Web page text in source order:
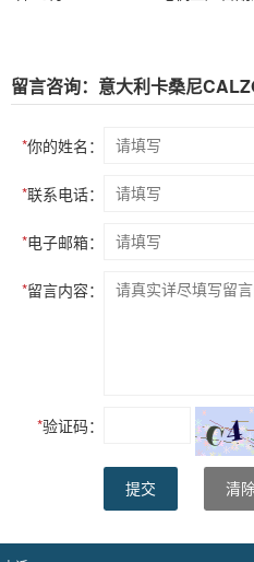
留言咨询：意大利卡桑尼
*你的姓名：
*联系电话：
*电子邮箱：
*留言内容：
*验证码：
提交 清